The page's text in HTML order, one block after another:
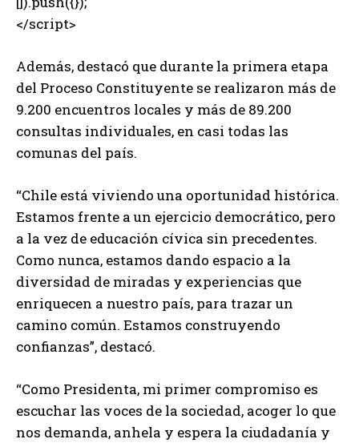
</script>
Además, destacó que durante la primera etapa
del Proceso Constituyente se realizaron más de
9.200 encuentros locales y más de 89.200
consultas individuales, en casi todas las
comunas del país.
“Chile está viviendo una oportunidad histórica.
Estamos frente a un ejercicio democrático, pero
a la vez de educación cívica sin precedentes.
Como nunca, estamos dando espacio a la
diversidad de miradas y experiencias que
enriquecen a nuestro país, para trazar un
camino común. Estamos construyendo
confianzas”, destacó.
“Como Presidenta, mi primer compromiso es
escuchar las voces de la sociedad, acoger lo que
nos demanda, anhela y espera la ciudadanía y